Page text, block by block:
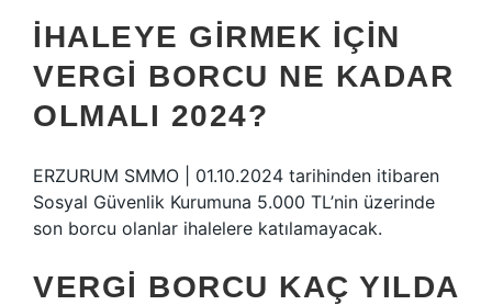
İHALEYE GIRMEK IÇIN
VERGI BORCU NE KADAR
OLMALI 2024?
ERZURUM SMMO | 01.10.2024 tarihinden itibaren
Sosyal Güvenlik Kurumuna 5.000 TL’nin üzerinde
son borcu olanlar ihalelere katılamayacak.
VERGI BORCU KAÇ YILDA